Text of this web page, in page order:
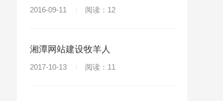
2016-09-11 阅读：12
湘潭网站建设牧羊人
2017-10-13 阅读：11